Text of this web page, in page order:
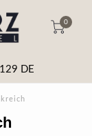
0
DE